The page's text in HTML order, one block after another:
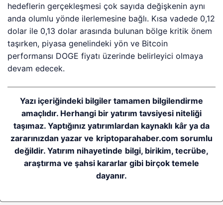
hedeflerin gerçekleşmesi çok sayıda değişkenin aynı
anda olumlu yönde ilerlemesine bağlı. Kısa vadede 0,12
dolar ile 0,13 dolar arasında bulunan bölge kritik önem
taşırken, piyasa genelindeki yön ve Bitcoin
performansı DOGE fiyatı üzerinde belirleyici olmaya
devam edecek.
Yazı içeriğindeki bilgiler tamamen bilgilendirme
amaçlıdır. Herhangi bir yatırım tavsiyesi niteliği
taşımaz. Yaptığınız yatırımlardan kaynaklı kâr ya da
zararınızdan yazar ve kriptoparahaber.com sorumlu
değildir. Yatırım nihayetinde bilgi, birikim, tecrübe,
araştırma ve şahsi kararlar gibi birçok temele
dayanır.